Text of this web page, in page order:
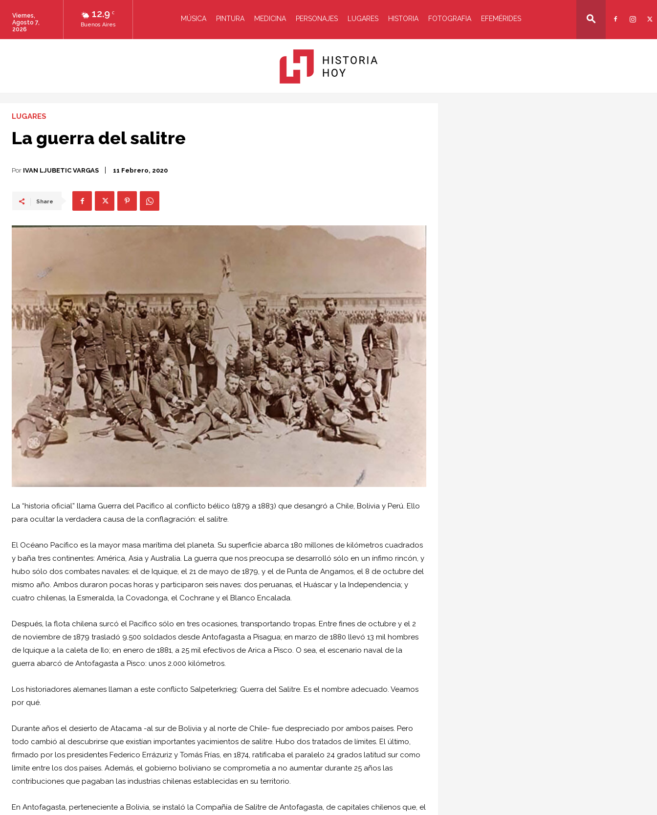
12.9 C
Buenos Aires
Viernes,
Agosto 7,
2026
MÚSICA PINTURA MEDICINA PERSONAJES LUGARES HISTORIA FOTOGRAFIA EFEMÉRIDES
LUGARES
La guerra del salitre
Por IVAN LJUBETIC VARGAS 11 Febrero, 2020
Share
La “historia oficial” llama Guerra del Pacífico al conflicto bélico (1879 a 1883) que desangró a Chile, Bolivia y Perú. Ello
para ocultar la verdadera causa de la conflagración: el salitre.
El Océano Pacífico es la mayor masa marítima del planeta. Su superficie abarca 180 millones de kilómetros cuadrados
y baña tres continentes: América, Asia y Australia. La guerra que nos preocupa se desarrolló sólo en un ínfimo rincón, y
hubo sólo dos combates navales: el de Iquique, el 21 de mayo de 1879, y el de Punta de Angamos, el 8 de octubre del
mismo año. Ambos duraron pocas horas y participaron seis naves: dos peruanas, el Huáscar y la Independencia; y
cuatro chilenas, la Esmeralda, la Covadonga, el Cochrane y el Blanco Encalada.
Después, la flota chilena surcó el Pacífico sólo en tres ocasiones, transportando tropas. Entre fines de octubre y el 2
de noviembre de 1879 trasladó 9.500 soldados desde Antofagasta a Pisagua; en marzo de 1880 llevó 13 mil hombres
de Iquique a la caleta de Ilo; en enero de 1881, a 25 mil efectivos de Arica a Pisco. O sea, el escenario naval de la
guerra abarcó de Antofagasta a Pisco: unos 2.000 kilómetros.
Los historiadores alemanes llaman a este conflicto Salpeterkrieg: Guerra del Salitre. Es el nombre adecuado. Veamos
por qué.
Durante años el desierto de Atacama -al sur de Bolivia y al norte de Chile- fue despreciado por ambos países. Pero
todo cambió al descubrirse que existían importantes yacimientos de salitre. Hubo dos tratados de límites. El último,
firmado por los presidentes Federico Errázuriz y Tomás Frías, en 1874, ratificaba el paralelo 24 grados latitud sur como
límite entre los dos países. Además, el gobierno boliviano se comprometía a no aumentar durante 25 años las
contribuciones que pagaban las industrias chilenas establecidas en su territorio.
En Antofagasta, perteneciente a Bolivia, se instaló la Compañía de Salitre de Antofagasta, de capitales chilenos que, el